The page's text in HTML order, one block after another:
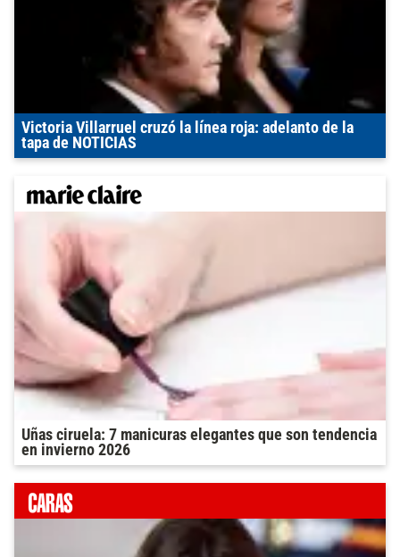
Victoria Villarruel cruzó la línea roja: adelanto de la
tapa de NOTICIAS
Uñas ciruela: 7 manicuras elegantes que son tendencia
en invierno 2026